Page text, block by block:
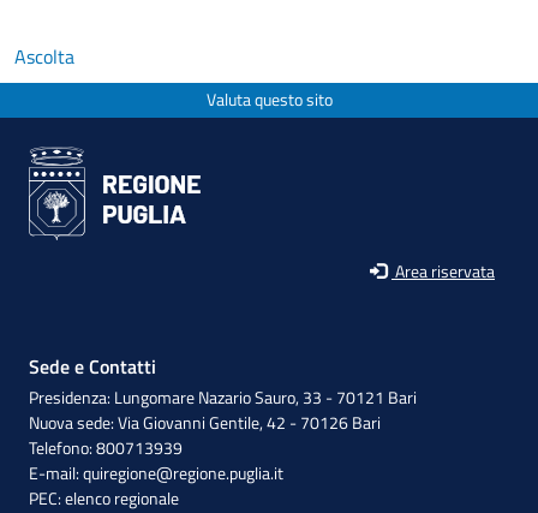
Ascolta
Valuta questo sito
Area riservata
Sede e Contatti
Presidenza: Lungomare Nazario Sauro, 33 - 70121 Bari
Nuova sede: Via Giovanni Gentile, 42 - 70126 Bari
Telefono: 800713939
E-mail:quiregione@regione.puglia.it
PEC:elenco regionale